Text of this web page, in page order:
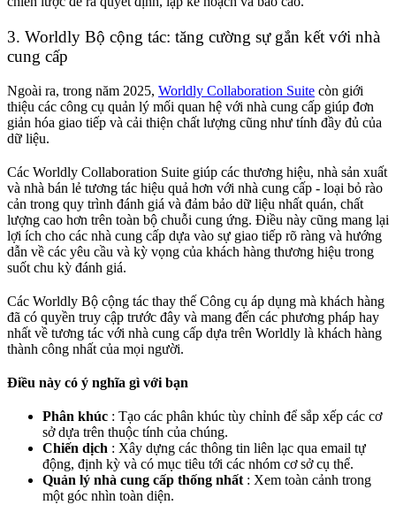
3. Worldly Bộ cộng tác: tăng cường sự gắn kết với nhà
cung cấp
Ngoài ra, trong năm 2025, Worldly Collaboration Suite còn giới
thiệu các công cụ quản lý mối quan hệ với nhà cung cấp giúp đơn
giản hóa giao tiếp và cải thiện chất lượng cũng như tính đầy đủ của
dữ liệu.
Các Worldly Collaboration Suite giúp các thương hiệu, nhà sản xuất
và nhà bán lẻ tương tác hiệu quả hơn với nhà cung cấp - loại bỏ rào
cản trong quy trình đánh giá và đảm bảo dữ liệu nhất quán, chất
lượng cao hơn trên toàn bộ chuỗi cung ứng. Điều này cũng mang lại
lợi ích cho các nhà cung cấp dựa vào sự giao tiếp rõ ràng và hướng
dẫn về các yêu cầu và kỳ vọng của khách hàng thương hiệu trong
suốt chu kỳ đánh giá.
Các Worldly Bộ cộng tác thay thế Công cụ áp dụng mà khách hàng
đã có quyền truy cập trước đây và mang đến các phương pháp hay
nhất về tương tác với nhà cung cấp dựa trên Worldly là khách hàng
thành công nhất của mọi người.
Điều này có ý nghĩa gì với bạn
Phân khúc : Tạo các phân khúc tùy chỉnh để sắp xếp các cơ
sở dựa trên thuộc tính của chúng.
Chiến dịch : Xây dựng các thông tin liên lạc qua email tự
động, định kỳ và có mục tiêu tới các nhóm cơ sở cụ thể.
Quản lý nhà cung cấp thống nhất : Xem toàn cảnh trong
một góc nhìn toàn diện.